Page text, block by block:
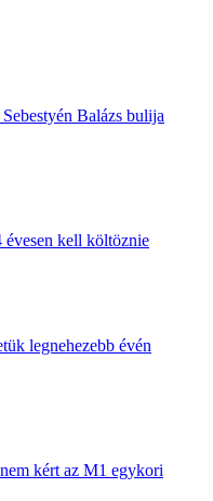
Balázs bulija
évesen kell költöznie
legnehezebb évén
kért az M1 egykori